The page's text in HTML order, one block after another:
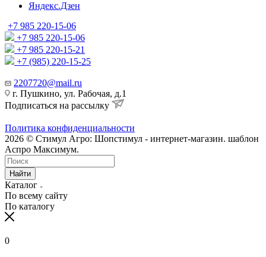
Яндекс.Дзен
+7 985 220-15-06
+7 985 220-15-06
+7 985 220-15-21
+7 (985) 220-15-25
2207720@mail.ru
г. Пушкино, ул. Рабочая, д.1
Подписаться на рассылку
Политика конфиденциальности
2026 © Стимул Агро: Шопстимул - интернет-магазин. шаблон
Аспро Максимум.
Найти
Каталог
По всему сайту
По каталогу
0